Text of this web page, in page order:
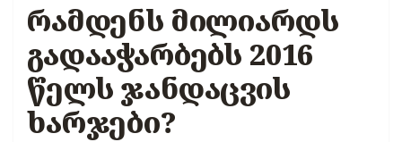
რამდენს მილიარდს
გადააჭარბებს 2016
წელს ჯანდაცვის
ხარჯები?